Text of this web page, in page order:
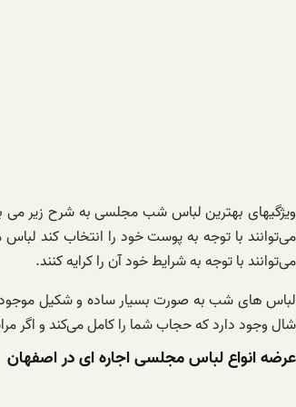
ویژگیهای بهترین لباس شب مجلسی به شرح زیر می
می‌توانند با توجه به پوست خود را انتخاب کند
می‌توانند با توجه به شرایط خود آن را کرایه کنند.
لباس های شب به صورت بسیار ساده و شکیل موجود
شال وجود دارد که حجاب شما را کامل می‌کند و اگر
عرضه انواع لباس مجلسی اجاره ای در اصفهان